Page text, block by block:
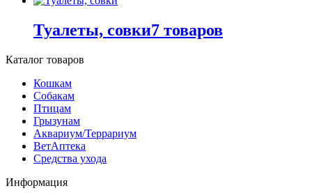
Туалеты, совки7 товаров
Каталог товаров
Кошкам
Собакам
Птицам
Грызунам
Аквариум/Террариум
ВетАптека
Средства ухода
Информация